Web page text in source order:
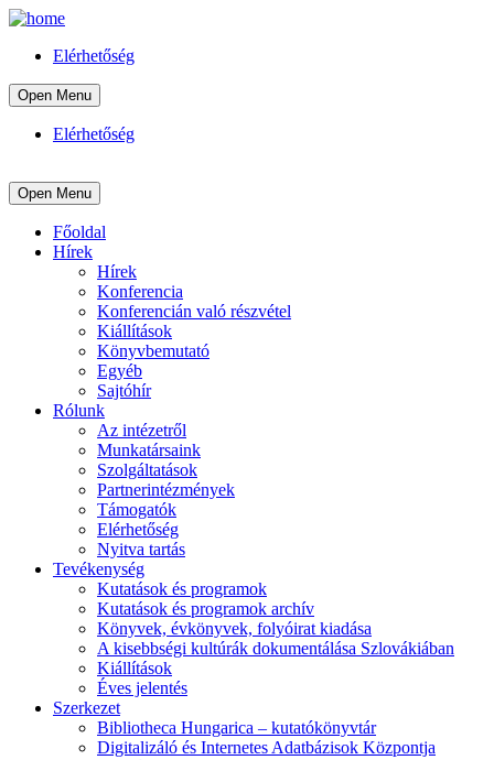
Elérhetőség
Open Menu
Elérhetőség
Open Menu
Főoldal
Hírek
Hírek
Konferencia
Konferencián való részvétel
Kiállítások
Könyvbemutató
Egyéb
Sajtóhír
Rólunk
Az intézetről
Munkatársaink
Szolgáltatások
Partnerintézmények
Támogatók
Elérhetőség
Nyitva tartás
Tevékenység
Kutatások és programok
Kutatások és programok archív
Könyvek, évkönyvek, folyóirat kiadása
A kisebbségi kultúrák dokumentálása Szlovákiában
Kiállítások
Éves jelentés
Szerkezet
Bibliotheca Hungarica – kutatókönyvtár
Digitalizáló és Internetes Adatbázisok Központja